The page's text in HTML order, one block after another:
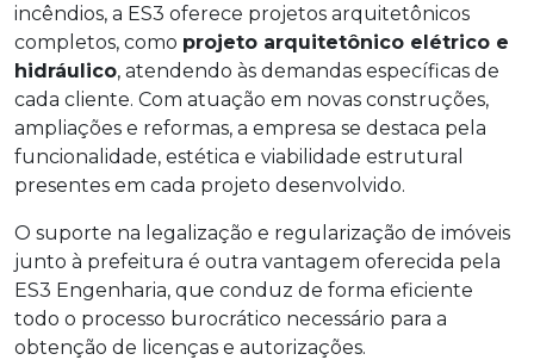
incêndios, a ES3 oferece projetos arquitetônicos
completos, como projeto arquitetônico elétrico e
hidráulico, atendendo às demandas específicas de
cada cliente. Com atuação em novas construções,
ampliações e reformas, a empresa se destaca pela
funcionalidade, estética e viabilidade estrutural
presentes em cada projeto desenvolvido.
O suporte na legalização e regularização de imóveis
junto à prefeitura é outra vantagem oferecida pela
ES3 Engenharia, que conduz de forma eficiente
todo o processo burocrático necessário para a
obtenção de licenças e autorizações.